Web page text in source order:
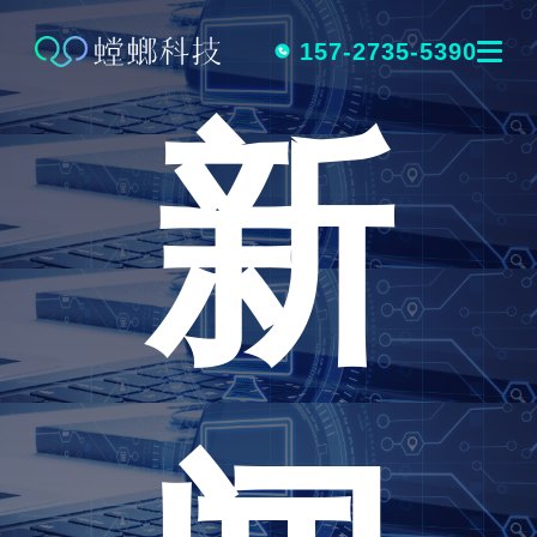
跳
内
容
157-2735-5390
新